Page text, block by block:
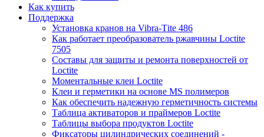
Как купить
Поддержка
Установка кранов на Vibra-Тite 486
Как работает преобразователь ржавчины Loctite
7505
Составы для защиты и ремонта поверхностей от
Loctite
Моментальные клеи Loctite
Клеи и герметики на основе MS полимеров
Как обеспечить надежную герметичность системы
Таблица активаторов и праймеров Loctite
Таблицы выбора продуктов Loctite
Фиксаторы цилиндрических соединений -